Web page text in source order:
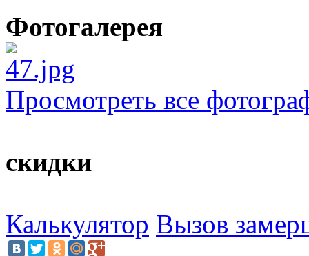
Фотогалерея
Просмотреть все
скидки
Калькулятор Вызов